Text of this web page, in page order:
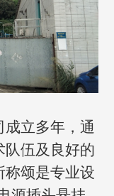
立多年，通
队伍及良好的
称颂是专业设